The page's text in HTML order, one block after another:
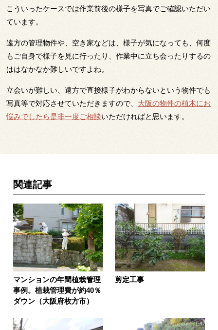
こういったケースでは作業前後の様子を写真でご確認いただい
ています。
遠方の管理物件や、空き家などは、様子が気になっても、何度
もご自身で様子を見に行ったり、作業中に立ち会ったりするの
ははなかなか難しいですよね。
立会いが難しい、遠方で直接様子がわからないという物件でも
写真等で対応させていただきますので、 大阪の物件の植木にお
悩みでしたら是非一度ご相談いただければと思います。
関連記事
マンションの年間植栽管理
事例。植栽管理費が約40％
ダウン（大阪府枚方市）
剪定工事